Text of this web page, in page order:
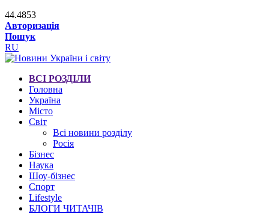
44.4853
Авторизація
Пошук
RU
ВСІ РОЗДІЛИ
Головна
Україна
Місто
Світ
Всі новини розділу
Росія
Бізнес
Наука
Шоу-бізнес
Спорт
Lifestyle
БЛОГИ ЧИТАЧІВ